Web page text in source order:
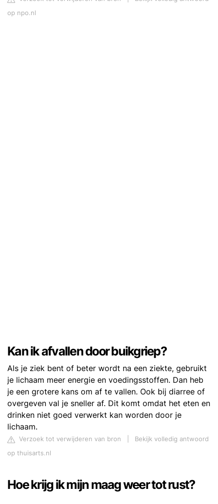
op npo.nl
Kan ik afvallen door buikgriep?
Als je ziek bent of beter wordt na een ziekte, gebruikt
je lichaam meer energie en voedingsstoffen. Dan heb
je een grotere kans om af te vallen. Ook bij diarree of
overgeven val je sneller af. Dit komt omdat het eten en
drinken niet goed verwerkt kan worden door je
lichaam.
Verzoek tot verwijderen van bron
Bekijk volledig antwoord
op thuisarts.nl
Hoe krijg ik mijn maag weer tot rust?